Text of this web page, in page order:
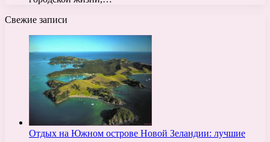
Свежие записи
Отдых на Южном острове Новой Зеландии: лучшие